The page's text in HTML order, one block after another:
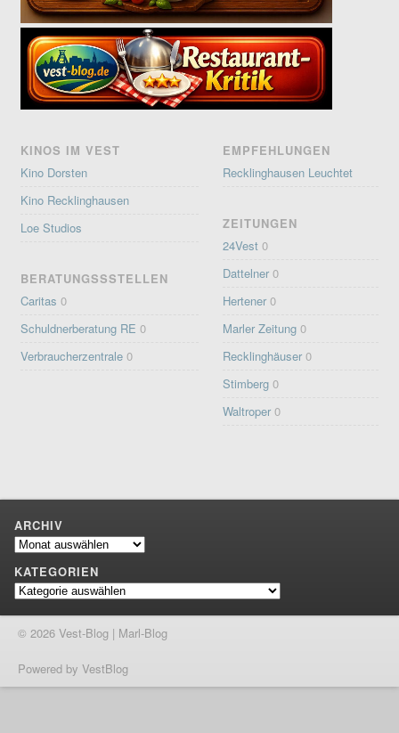
KINOS IM VEST
Kino Dorsten
Kino Recklinghausen
Loe Studios
BERATUNGSSSTELLEN
Caritas 0
Schuldnerberatung RE 0
Verbraucherzentrale 0
EMPFEHLUNGEN
Recklinghausen Leuchtet
ZEITUNGEN
24Vest 0
Dattelner 0
Hertener 0
Marler Zeitung 0
Recklinghäuser 0
Stimberg 0
Waltroper 0
ARCHIV
Archiv
KATEGORIEN
Kategorien
© 2026 Vest-Blog | Marl-Blog
Powered by VestBlog